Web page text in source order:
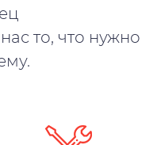
то, что нужно